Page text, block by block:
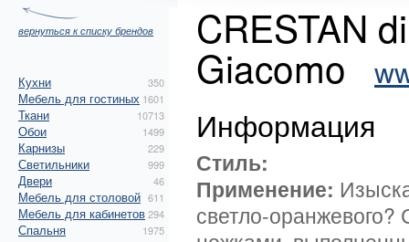
вернуться к списку брендов
Кухни 350
Мебель для гостиных 1601
Ткани 10713
Обои 1499
Карнизы 229
Светильники 999
Двери 46
Мебель для столовой 611
Мебель для кабинетов294
Спальня 1975
CRESTAN
Giacomo
Информация
Стиль:
Применение:
светло-